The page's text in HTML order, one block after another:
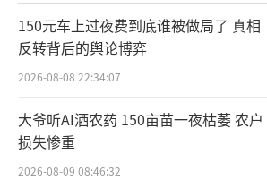
150元车上过夜费到底谁被做局了 真相
反转背后的舆论博弈
2026-08-08 22:34:07
大爷听AI洒农药 150亩苗一夜枯萎 农户
损失惨重
2026-08-09 08:46:32